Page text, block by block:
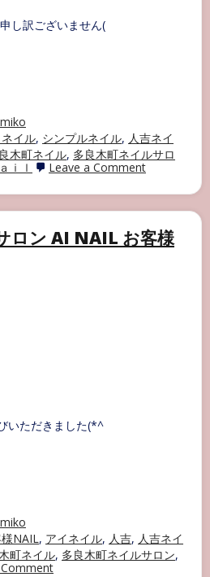
し訳ございません(
イル, シンプルネイル, 人吉ネイ
木町ネイル, 多良木町ネイルサロ
ｉｌ Leave a Commenton
良
ネ
イ
ロン AI NAIL お客様
いただきました(*^
NAIL, アイネイル, 人吉, 人吉ネイ
町ネイル, 多良木町ネイルサロン,
on